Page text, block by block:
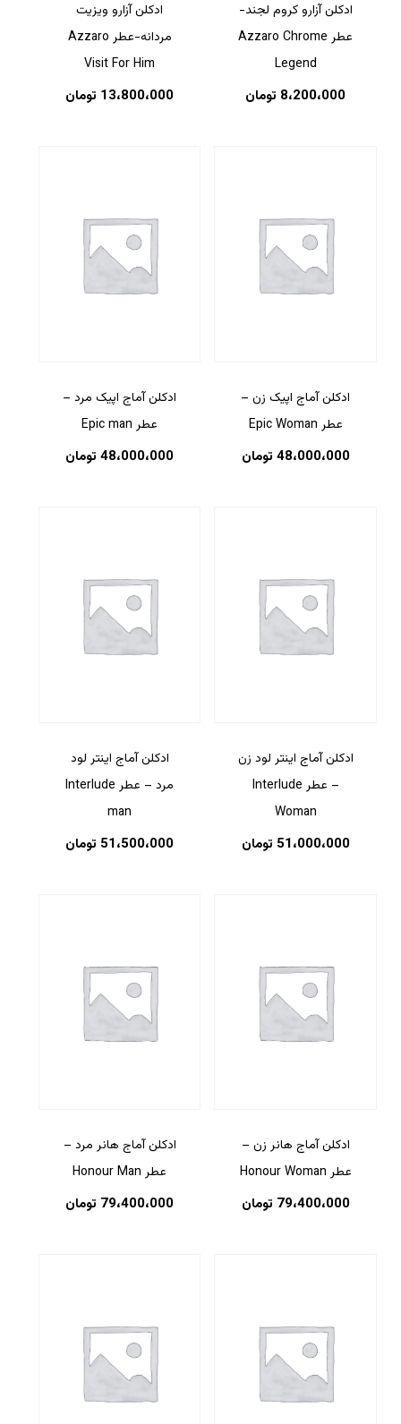
ادکلن آزارو کروم لجند-
عطر Azzaro Chrome
Legend
8،200،000 تومان
ادکلن آزارو ویزیت
مردانه-عطر Azzaro
Visit For Him
13،800،000 تومان
ادکلن آماج اپیک زن –
عطر Epic Woman
48،000،000 تومان
ادکلن آماج اپیک مرد –
عطر Epic man
48،000،000 تومان
ادکلن آماج اینتر لود زن
– عطر Interlude
Woman
51،000،000 تومان
ادکلن آماج اینتر لود
مرد – عطر Interlude
man
51،500،000 تومان
ادکلن آماج هانر زن –
عطر Honour Woman
79،400،000 تومان
ادکلن آماج هانر مرد –
عطر Honour Man
79،400،000 تومان